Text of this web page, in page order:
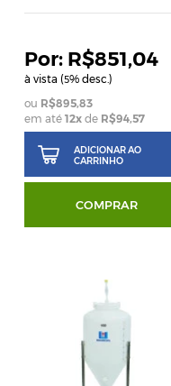
R$851,04
à vista (5% desc.)
R$895,83
em até12x de R$94,57
ADICIONAR AO
CARRINHO
COMPRAR